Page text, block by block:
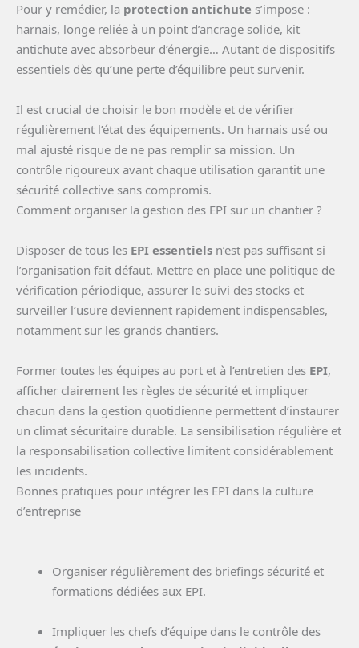
Pour y remédier, la protection antichute s’impose :
harnais, longe reliée à un point d’ancrage solide, kit
antichute avec absorbeur d’énergie… Autant de dispositifs
essentiels dès qu’une perte d’équilibre peut survenir.
Il est crucial de choisir le bon modèle et de vérifier
régulièrement l’état des équipements. Un harnais usé ou
mal ajusté risque de ne pas remplir sa mission. Un
contrôle rigoureux avant chaque utilisation garantit une
sécurité collective sans compromis.
Comment organiser la gestion des EPI sur un chantier ?
Disposer de tous les EPI essentiels n’est pas suffisant si
l’organisation fait défaut. Mettre en place une politique de
vérification périodique, assurer le suivi des stocks et
surveiller l’usure deviennent rapidement indispensables,
notamment sur les grands chantiers.
Former toutes les équipes au port et à l’entretien des EPI,
afficher clairement les règles de sécurité et impliquer
chacun dans la gestion quotidienne permettent d’instaurer
un climat sécuritaire durable. La sensibilisation régulière et
la responsabilisation collective limitent considérablement
les incidents.
Bonnes pratiques pour intégrer les EPI dans la culture
d’entreprise
Organiser régulièrement des briefings sécurité et
formations dédiées aux EPI.
Impliquer les chefs d’équipe dans le contrôle des